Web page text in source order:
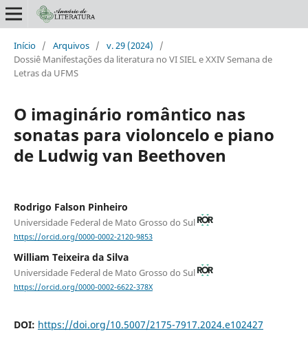
Início / Arquivos / v. 29 (2024)
/
Dossiê Manifestações da literatura no VI SIEL e XXIV Semana de
Letras da UFMS
O imaginário romântico nas
sonatas para violoncelo e piano
de Ludwig van Beethoven
Rodrigo Falson Pinheiro
Universidade Federal de Mato Grosso do Sul
https://orcid.org/0000-0002-2120-9853
William Teixeira da Silva
Universidade Federal de Mato Grosso do Sul
https://orcid.org/0000-0002-6622-378X
DOI: https://doi.org/10.5007/2175-7917.2024.e102427